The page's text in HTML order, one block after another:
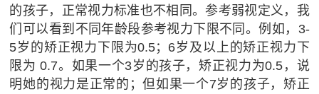
达
能
力
协
调
阿尔茨
海默
问
题
&
的孩子，正常视力标准也不相同。 参考弱视定义，我
们可以看到不同年龄段参考视力下限不同。例如，3-
5岁的矫正视力下限为0.5；6岁及以上的矫正视力下
限为 0.7。 如果一个3岁的孩子，矫正视力为0.5，说
明她的视力是正常的；但如果一个7岁的孩子，矫正